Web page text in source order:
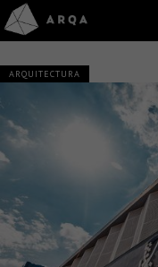
ARQUITECTURA